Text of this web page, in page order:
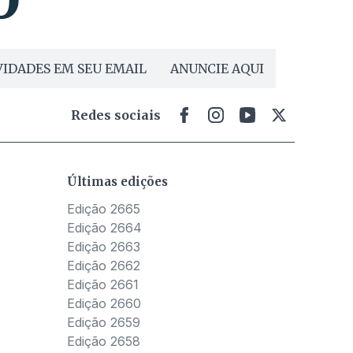
EM SEU EMAIL ANUNCIE AQUI
Redes sociais
Últimas edições
Edição 2665
Edição 2664
Edição 2663
Edição 2662
Edição 2661
Edição 2660
Edição 2659
Edição 2658